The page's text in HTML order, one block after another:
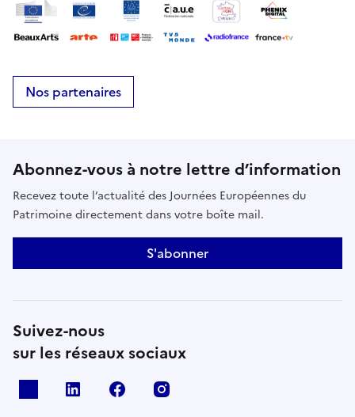
Nos partenaires
Abonnez-vous à notre lettre d’information
Recevez toute l’actualité des Journées Européennes du
Patrimoine directement dans votre boîte mail.
S'abonner
Suivez-nous
sur les réseaux sociaux
Linkedin Facebook